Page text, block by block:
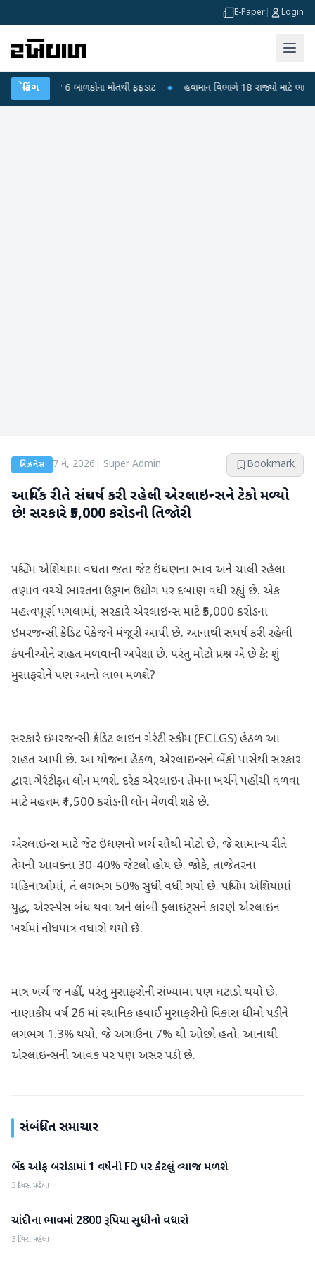
E-Paper Login
બ્રેકિંગ
6 બાળકોના મોતથી ફફડાટ ● હવામાન વિભાગે 18 રાજ્યો માટે ભારે વરસાદની
બિઝનેસ 7 મે, 2026 Super Admin Bookmark
આર્થિક રીતે સંઘર્ષ કરી રહેલી એરલાઇન્સને ટેકો મળ્યો
છે! સરકારે ₹5,000 કરોડની તિજોરી
પશ્ચિમ એશિયામાં વધતા જતા જેટ ઇંધણના ભાવ અને ચાલી રહેલા
તણાવ વચ્ચે ભારતના ઉડ્ડયન ઉદ્યોગ પર દબાણ વધી રહ્યું છે. એક
મહત્વપૂર્ણ પગલામાં, સરકારે એરલાઇન્સ માટે ₹5,000 કરોડના
ઇમરજન્સી ક્રેડિટ પેકેજને મંજૂરી આપી છે. આનાથી સંઘર્ષ કરી રહેલી
કંપનીઓને રાહત મળવાની અપેક્ષા છે. પરંતુ મોટો પ્રશ્ન એ છે કે: શું
મુસાફરોને પણ આનો લાભ મળશે?
સરકારે ઇમરજન્સી ક્રેડિટ લાઇન ગેરંટી સ્કીમ (ECLGS) હેઠળ આ
રાહત આપી છે. આ યોજના હેઠળ, એરલાઇન્સને બેંકો પાસેથી સરકાર
દ્વારા ગેરંટીકૃત લોન મળશે. દરેક એરલાઇન તેમના ખર્ચને પહોંચી વળવા
માટે મહત્તમ ₹1,500 કરોડની લોન મેળવી શકે છે.
એરલાઇન્સ માટે જેટ ઇંધણનો ખર્ચ સૌથી મોટો છે, જે સામાન્ય રીતે
તેમની આવકના 30-40% જેટલો હોય છે. જોકે, તાજેતરના
મહિનાઓમાં, તે લગભગ 50% સુધી વધી ગયો છે. પશ્ચિમ એશિયામાં
યુદ્ધ, એરસ્પેસ બંધ થવા અને લાંબી ફ્લાઇટ્સને કારણે એરલાઇન
ખર્ચમાં નોંધપાત્ર વધારો થયો છે.
માત્ર ખર્ચ જ નહીં, પરંતુ મુસાફરોની સંખ્યામાં પણ ઘટાડો થયો છે.
નાણાકીય વર્ષ 26 માં સ્થાનિક હવાઈ મુસાફરીનો વિકાસ ધીમો પડીને
લગભગ 1.3% થયો, જે અગાઉના 7% થી ઓછો હતો. આનાથી
એરલાઇન્સની આવક પર પણ અસર પડી છે.
સંબંધિત સમાચાર
બિઝનેસ
બેંક ઓફ બરોડામાં 1 વર્ષની FD પર કેટલું વ્યાજ મળશે
3 દિવસ પહેલા
બિઝનેસ
ચાંદીના ભાવમાં 2800 રૂપિયા સુધીનો વધારો
3 દિવસ પહેલા